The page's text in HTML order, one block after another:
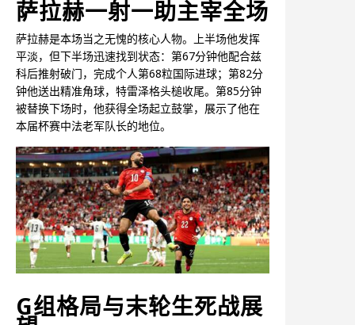
萨拉赫一射一助主宰全场
萨拉赫是本场当之无愧的核心人物。上半场他发挥
平淡，但下半场迅速找到状态：第67分钟他配合兹
科后推射破门，完成个人第68粒国际进球；第82分
钟他送出精准角球，特雷泽格头槌收尾。第85分钟
被替换下场时，他获得全场起立鼓掌，展示了他在
本届杯赛中法老军队长的地位。
G组格局与末轮生死战展